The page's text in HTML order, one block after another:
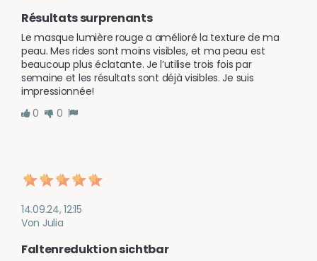
Résultats surprenants
Le masque lumière rouge a amélioré la texture de ma
peau. Mes rides sont moins visibles, et ma peau est
beaucoup plus éclatante. Je l’utilise trois fois par
semaine et les résultats sont déjà visibles. Je suis
impressionnée!
0
0
14.09.24, 12:15
Von Julia
Faltenreduktion sichtbar